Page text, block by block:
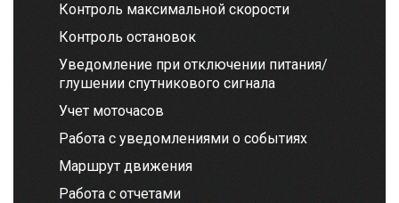
Контроль максимальной скорости
Контроль остановок
Уведомление при отключении питания/
глушении спутникового сигнала
Учет моточасов
Работа с уведомлениями о событиях
Маршрут движения
Работа с отчетами